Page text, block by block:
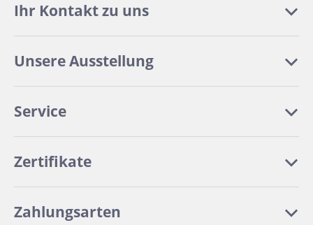
Ihr Kontakt zu uns
Unsere Ausstellung
Service
Zertifikate
Zahlungsarten